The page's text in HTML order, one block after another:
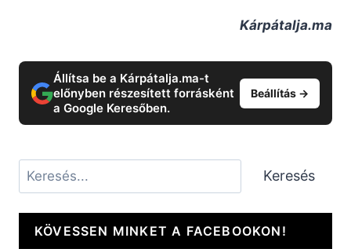
Kárpátalja.ma
Állítsa be a Kárpátalja.ma-t
előnyben részesített forrásként
a Google Keresőben.
Beállítás →
Keresés Keresés
KÖVESSEN MINKET A FACEBOOKON!